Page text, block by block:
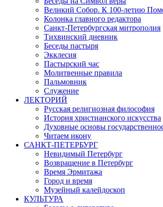
Великий Собор. К 100-летию
Колонка главного редактора
Санкт-Петербургская митрополия
Тихвинский дневник
Беседы пастыря
Экклесия
Пастырский час
Молитвенные правила
Пальмовник
Служение
ЛЕКТОРИЙ
Русская религиозная философия
История христианского искусства
Духовные основы
Читаем икону
САНКТ-ПЕТЕРБУРГ
Невидимый Петербург
Возвращение в Петербург
Время Эрмитажа
Город и время
Музейный калейдоскоп
КУЛЬТУРА